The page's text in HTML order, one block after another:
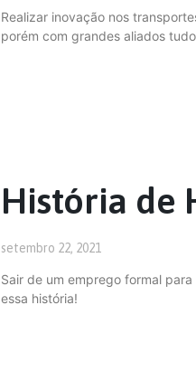
Realizar inovação nos
porém com grandes aliados
História de
setembro 22, 2021
Sair de um emprego formal
essa história!